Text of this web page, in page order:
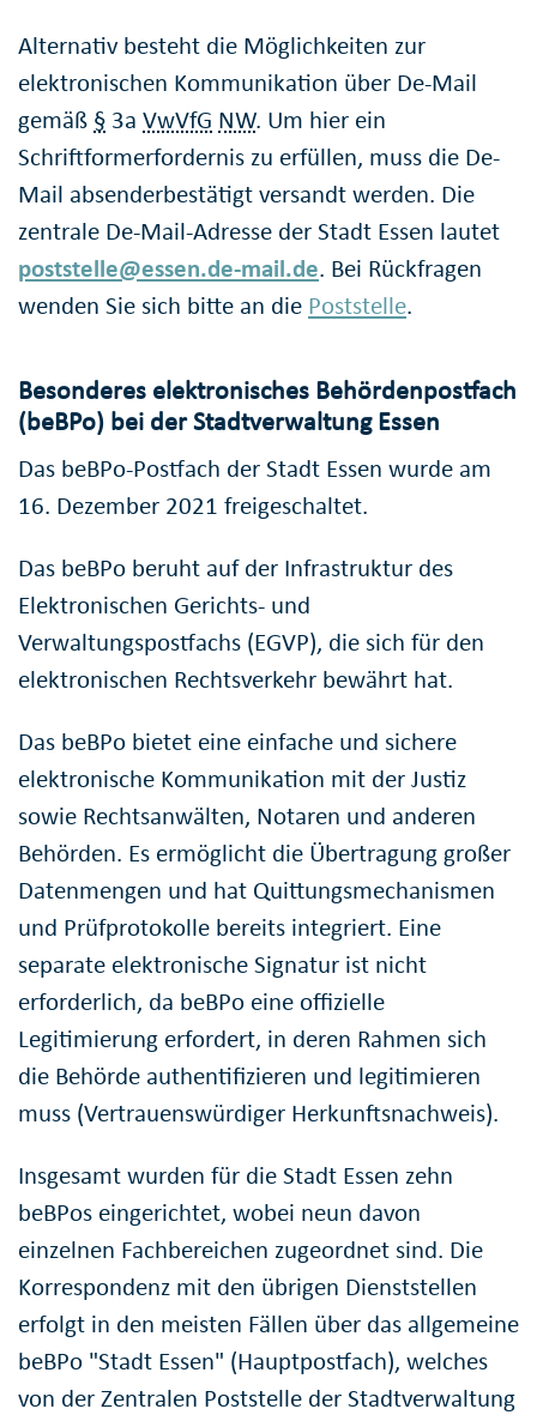
Alternativ besteht die Möglichkeiten zur
elektronischen Kommunikation über De-Mail
gemäß § 3a VwVfG NW. Um hier ein
Schriftformerfordernis zu erfüllen, muss die De-
Mail absenderbestätigt versandt werden. Die
zentrale De-Mail-Adresse der Stadt Essen lautet
poststelle@essen.de-mail.de. Bei Rückfragen
wenden Sie sich bitte an die Poststelle.
Besonderes elektronisches Behördenpostfach
(beBPo) bei der Stadtverwaltung Essen
Das beBPo-Postfach der Stadt Essen wurde am
16. Dezember 2021 freigeschaltet.
Das beBPo beruht auf der Infrastruktur des
Elektronischen Gerichts- und
Verwaltungspostfachs (EGVP), die sich für den
elektronischen Rechtsverkehr bewährt hat.
Das beBPo bietet eine einfache und sichere
elektronische Kommunikation mit der Justiz
sowie Rechtsanwälten, Notaren und anderen
Behörden. Es ermöglicht die Übertragung großer
Datenmengen und hat Quittungsmechanismen
und Prüfprotokolle bereits integriert. Eine
separate elektronische Signatur ist nicht
erforderlich, da beBPo eine offizielle
Legitimierung erfordert, in deren Rahmen sich
die Behörde authentifizieren und legitimieren
muss (Vertrauenswürdiger Herkunftsnachweis).
Insgesamt wurden für die Stadt Essen zehn
beBPos eingerichtet, wobei neun davon
einzelnen Fachbereichen zugeordnet sind. Die
Korrespondenz mit den übrigen Dienststellen
erfolgt in den meisten Fällen über das allgemeine
beBPo "Stadt Essen" (Hauptpostfach), welches
von der Zentralen Poststelle der Stadtverwaltung